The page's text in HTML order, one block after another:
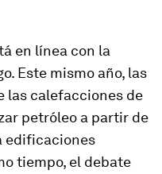
en línea con la
Este mismo año, las
las calefacciones de
petróleo a partir de
edificaciones
tiempo, el debate